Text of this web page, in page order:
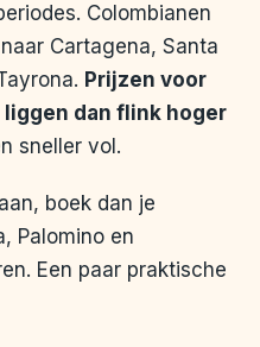
Colombianen
Cartagena, Santa
Prijzen voor
dan flink hoger
sneller vol.
boek dan je
Palomino en
Een paar praktische